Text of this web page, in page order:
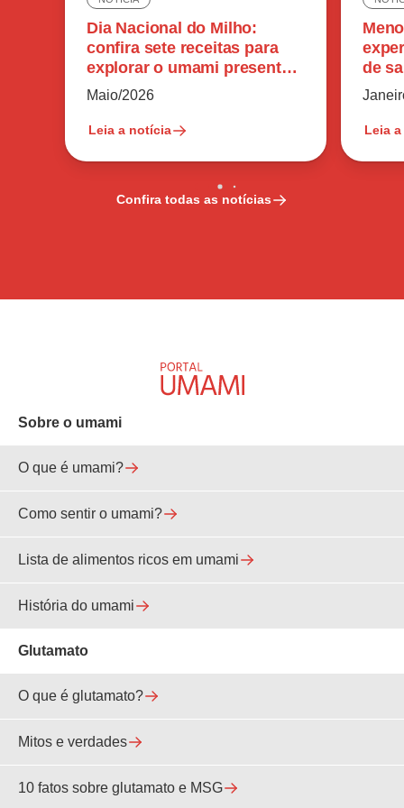
Dia Nacional do Milho:
confira sete receitas para
explorar o umami presente
no ingrediente
Maio/2026
Leia a notícia
de
Leia
Confira todas as notícias
Sobre o umami
O que é umami?
Como sentir o umami?
Lista de alimentos ricos em umami
História do umami
Glutamato
O que é glutamato?
Mitos e verdades
10 fatos sobre glutamato e MSG